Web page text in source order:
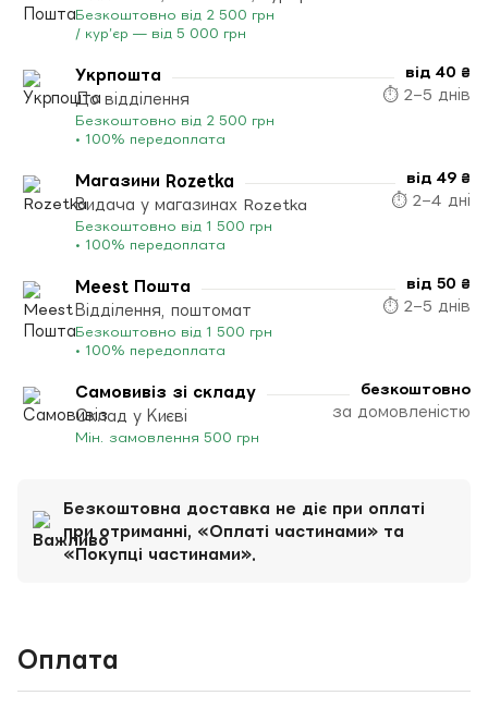
Безкоштовно від 2 500 грн
/ кур’єр — від 5 000 грн
Укрпошта
До відділення
Безкоштовно від 2 500 грн
• 100% передоплата
від 40 ₴
⏱ 2–5 днів
Магазини Rozetka
Видача у магазинах Rozetka
Безкоштовно від 1 500 грн
• 100% передоплата
від 49 ₴
⏱ 2–4 дні
Meest Пошта
Відділення, поштомат
Безкоштовно від 1 500 грн
• 100% передоплата
від 50 ₴
⏱ 2–5 днів
Самовивіз зі складу
Склад у Києві
Мін. замовлення 500 грн
безкоштовно
за домовленістю
Безкоштовна доставка не діє при оплаті
при отриманні, «Оплаті частинами» та
«Покупці частинами».
Оплата